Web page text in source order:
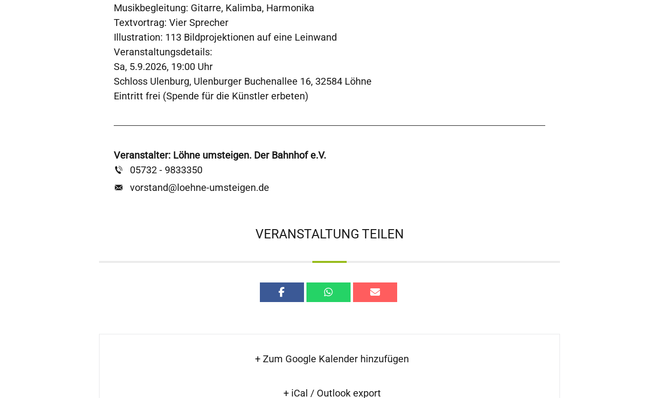
Musikbegleitung: Gitarre, Kalimba, Harmonika
Textvortrag: Vier Sprecher
Illustration: 113 Bildprojektionen auf eine Leinwand
Veranstaltungsdetails:
Sa, 5.9.2026, 19:00 Uhr
Schloss Ulenburg, Ulenburger Buchenallee 16, 32584 Löhne
Eintritt frei (Spende für die Künstler erbeten)
Veranstalter: Löhne umsteigen. Der Bahnhof e.V.
05732 - 9833350
vorstand@loehne-umsteigen.de
VERANSTALTUNG TEILEN
+ Zum Google Kalender hinzufügen
+ iCal / Outlook export